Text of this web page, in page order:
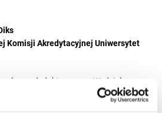
Komisji Akredytacyjnej Uniwersytet
dydaktyczny na Wydziale
Mechaniki Uniwersytetu
dyrektor Instytutu Informatyki UW,